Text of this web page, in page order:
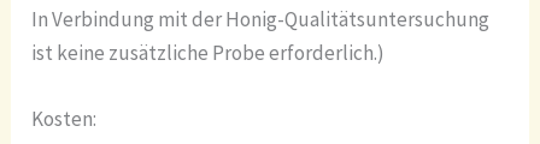
In Verbindung mit der Honig-Qualitätsuntersuchung
ist keine zusätzliche Probe erforderlich.)
Kosten: